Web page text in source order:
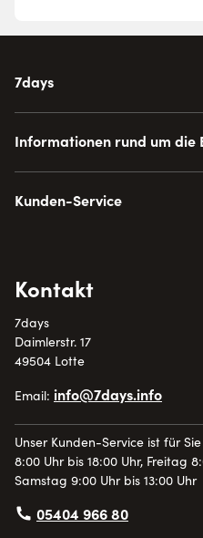
7days
Informationen rund um die
Kunden-Service
Kontakt
7days
Daimlerstr. 17
49504 Lotte
Email: info@7days.info
Unser Kunden-Service ist für
8:00 Uhr bis 18:00 Uhr, Freitag
Samstag 9:00 Uhr bis 13:00 Uhr
05404 966 80